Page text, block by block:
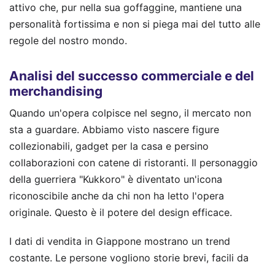
attivo che, pur nella sua goffaggine, mantiene una
personalità fortissima e non si piega mai del tutto alle
regole del nostro mondo.
Analisi del successo commerciale e del
merchandising
Quando un'opera colpisce nel segno, il mercato non
sta a guardare. Abbiamo visto nascere figure
collezionabili, gadget per la casa e persino
collaborazioni con catene di ristoranti. Il personaggio
della guerriera "Kukkoro" è diventato un'icona
riconoscibile anche da chi non ha letto l'opera
originale. Questo è il potere del design efficace.
I dati di vendita in Giappone mostrano un trend
costante. Le persone vogliono storie brevi, facili da